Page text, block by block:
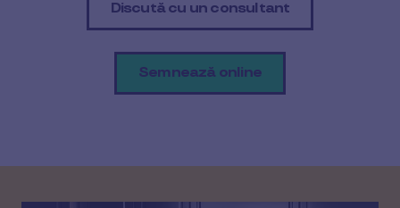
Discută cu un consultant
Semnează online